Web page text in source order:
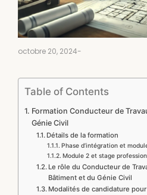
octobre 20, 2024-
Table of Contents
Formation Conducteur de
Génie Civil
Détails de la formation
Phase d’intégration et
Module 2 et stage
Le rôle du Conducteur de
Bâtiment et du Génie Civil
Modalités de candidature